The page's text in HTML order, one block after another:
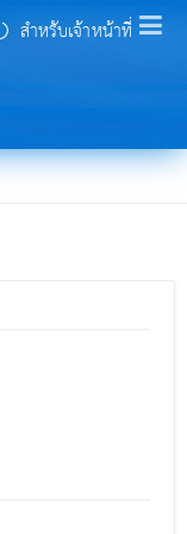
สำหรับเจ้าหน้าที่